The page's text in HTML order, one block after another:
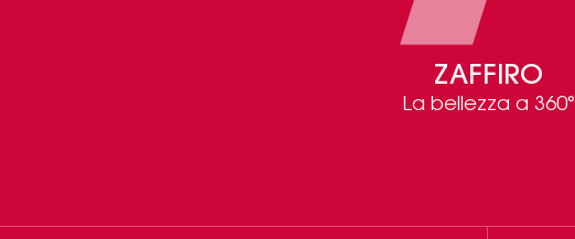
ZAFFIRO
La bellezza a 360°